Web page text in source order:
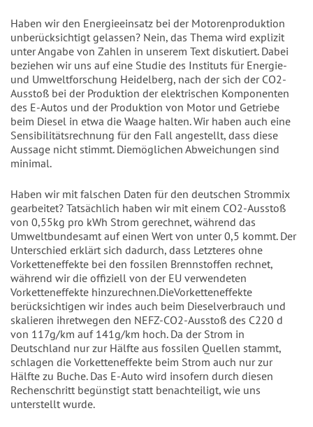
Haben wir den Energieeinsatz bei der Motorenproduktion
unberücksichtigt gelassen? Nein, das Thema wird explizit
unter Angabe von Zahlen in unserem Text diskutiert. Dabei
beziehen wir uns auf eine Studie des Instituts für Energie-
und Umweltforschung Heidelberg, nach der sich der CO2-
Ausstoß bei der Produktion der elektrischen Komponenten
des E-Autos und der Produktion von Motor und Getriebe
beim Diesel in etwa die Waage halten. Wir haben auch eine
Sensibilitätsrechnung für den Fall angestellt, dass diese
Aussage nicht stimmt. Diemöglichen Abweichungen sind
minimal.
Haben wir mit falschen Daten für den deutschen Strommix
gearbeitet? Tatsächlich haben wir mit einem CO2-Ausstoß
von 0,55kg pro kWh Strom gerechnet, während das
Umweltbundesamt auf einen Wert von unter 0,5 kommt. Der
Unterschied erklärt sich dadurch, dass Letzteres ohne
Vorketteneffekte bei den fossilen Brennstoffen rechnet,
während wir die offiziell von der EU verwendeten
Vorketteneffekte hinzurechnen.DieVorketteneffekte
berücksichtigen wir indes auch beim Dieselverbrauch und
skalieren ihretwegen den NEFZ-CO2-Ausstoß des C220 d
von 117g/km auf 141g/km hoch. Da der Strom in
Deutschland nur zur Hälfte aus fossilen Quellen stammt,
schlagen die Vorketteneffekte beim Strom auch nur zur
Hälfte zu Buche. Das E-Auto wird insofern durch diesen
Rechenschritt begünstigt statt benachteiligt, wie uns
unterstellt wurde.